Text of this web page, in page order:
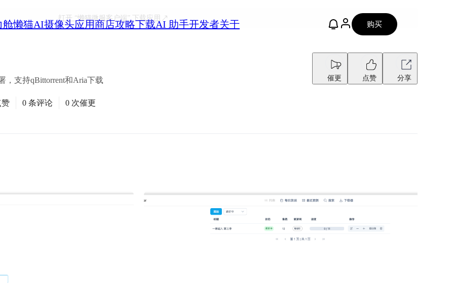
舱懒猫AI摄像头应用商店攻略下载AI 助手开发者关于 购买
打开 “懒猫微服客户端”下载应用
，支持qBittorrent和Aria下载 催更 点赞 分享
赞 0 条评论 0 次催更